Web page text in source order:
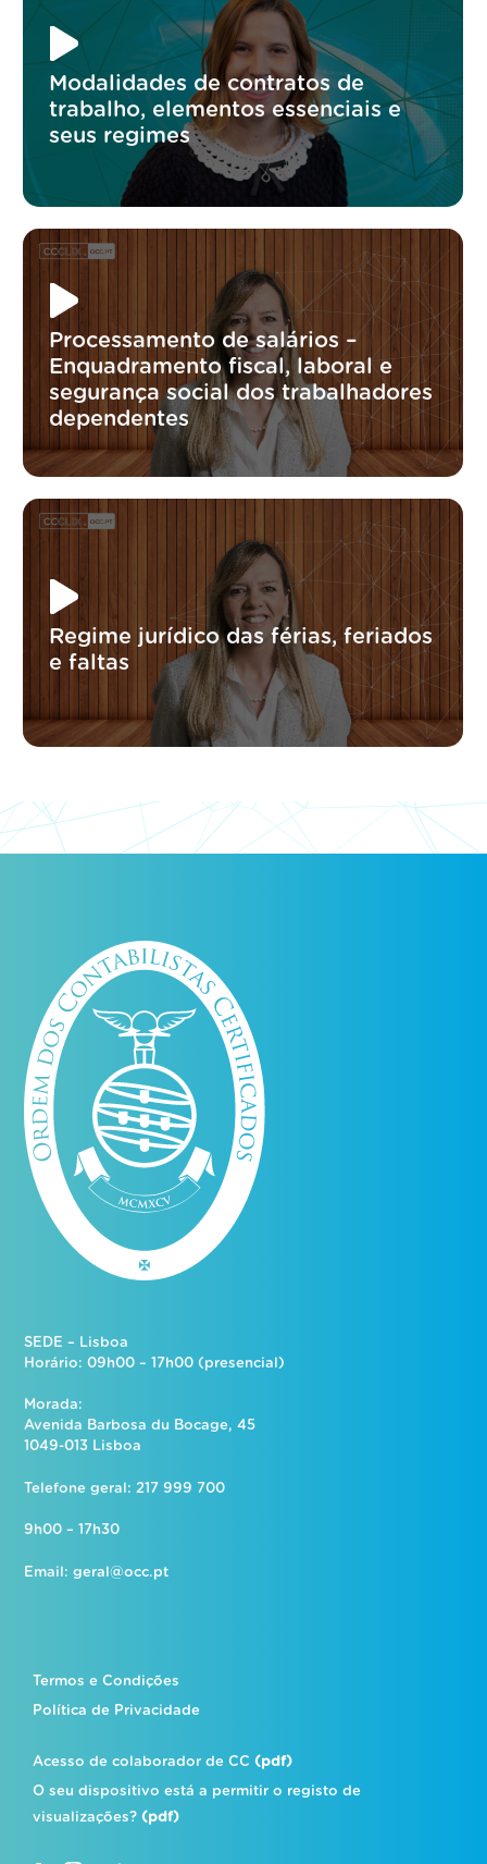
Modalidades de contratos de
trabalho, elementos essenciais e
seus regimes
Processamento de salários –
Enquadramento fiscal, laboral e
segurança social dos trabalhadores
dependentes
Regime jurídico das férias, feriados
e faltas
SEDE – Lisboa
Horário: 09h00 – 17h00 (presencial)
Morada:
Avenida Barbosa du Bocage, 45
1049-013 Lisboa
Telefone geral: 217 999 700
9h00 – 17h30
Email:geral@occ.pt
Termos e Condições
Política de Privacidade
Acesso de colaborador de CC(pdf)
O seu dispositivo está a permitir o registo de
visualizações?(pdf)